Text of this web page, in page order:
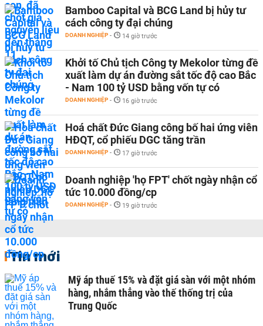
Bamboo Capital và BCG Land bị hủy tư
cách công ty đại chúng
DOANH NGHIỆP - 14 giờ trước
Khởi tố Chủ tịch Công ty Mekolor từng đề
xuất làm dự án đường sắt tốc độ cao Bắc
- Nam 100 tỷ USD bằng vốn tự có
DOANH NGHIỆP - 16 giờ trước
Hoá chất Đức Giang công bố hai ứng viên
HĐQT, cổ phiếu DGC tăng trần
DOANH NGHIỆP - 17 giờ trước
Doanh nghiệp 'họ FPT' chốt ngày nhận cổ
tức 10.000 đồng/cp
DOANH NGHIỆP - 19 giờ trước
Tin mới
Mỹ áp thuế 15% và đặt giá sàn với một nhóm
hàng, nhắm thẳng vào thế thống trị của
Trung Quốc